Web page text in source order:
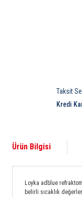
Taksit
Kredi
Ürün Bilgisi
Loyka adblue
belirli sıcaklık